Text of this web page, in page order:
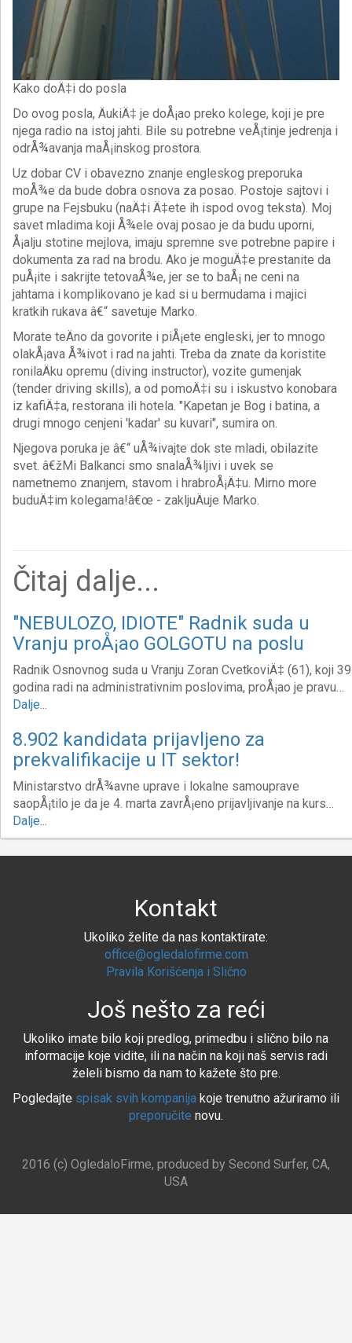
Kako doÄ‡i do posla
Do ovog posla, ÄukiÄ‡ je doÅ¡ao preko kolege, koji je pre
njega radio na istoj jahti. Bile su potrebne veÅ¡tinje jedrenja i
odrÅ¾avanja maÅ¡inskog prostora.
Uz dobar CV i obavezno znanje engleskog preporuka
moÅ¾e da bude dobra osnova za posao. Postoje sajtovi i
grupe na Fejsbuku (naÄ‡i Ä‡ete ih ispod ovog teksta). Moj
savet mladima koji Å¾ele ovaj posao je da budu uporni,
Å¡alju stotine mejlova, imaju spremne sve potrebne papire i
dokumenta za rad na brodu. Ako je moguÄ‡e prestanite da
puÅ¡ite i sakrijte tetovaÅ¾e, jer se to baÅ¡ ne ceni na
jahtama i komplikovano je kad si u bermudama i majici
kratkih rukava â€“ savetuje Marko.
Morate teÄno da govorite i piÅ¡ete engleski, jer to mnogo
olakÅ¡ava Å¾ivot i rad na jahti. Treba da znate da koristite
ronilaÄku opremu (diving instructor), vozite gumenjak
(tender driving skills), a od pomoÄ‡i su i iskustvo konobara
iz kafiÄ‡a, restorana ili hotela. "Kapetan je Bog i batina, a
drugi mnogo cenjeni 'kadar' su kuvari", sumira on.
Njegova poruka je â€“ uÅ¾ivajte dok ste mladi, obilazite
svet. â€žMi Balkanci smo snalaÅ¾ljivi i uvek se
nametnemo znanjem, stavom i hrabroÅ¡Ä‡u. Mirno more
buduÄ‡im kolegama!â€œ - zakljuÄuje Marko.
Čitaj dalje...
"NEBULOZO, IDIOTE" Radnik suda u
Vranju proÅ¡ao GOLGOTU na poslu
Radnik Osnovnog suda u Vranju Zoran CvetkoviÄ‡ (61), koji 39
godina radi na administrativnim poslovima, proÅ¡ao je pravu…
Dalje...
8.902 kandidata prijavljeno za
prekvalifikacije u IT sektor!
Ministarstvo drÅ¾avne uprave i lokalne samouprave
saopÅ¡tilo je da je 4. marta zavrÅ¡eno prijavljivanje na kurs…
Dalje...
Kontakt
Ukoliko želite da nas kontaktirate:
office@ogledalofirme.com
Pravila Korišćenja i Slično
Još nešto za reći
Ukoliko imate bilo koji predlog, primedbu i slično bilo na
informacije koje vidite, ili na način na koji naš servis radi
želeli bismo da nam to kažete što pre.
Pogledajte spisak svih kompanija koje trenutno ažuriramo ili
preporučite novu.
2016 (c) OgledaloFirme, produced by Second Surfer, CA,
USA